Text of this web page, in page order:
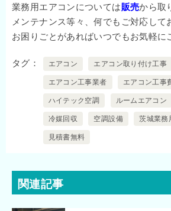
業務用エアコンについては販売から取
メンテナンス等々、何でもご対応して
お困りごとがあればいつでもお気軽に
タグ エアコン エアコン取り付け工事
エアコン工事業者 エアコン工事
ハイテック空調 ルームエアコン
冷媒回収 空調設備 茨城業務
見積書無料
関連記事